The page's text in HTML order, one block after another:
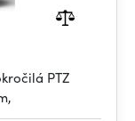
PTZ